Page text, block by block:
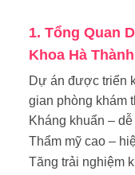
1. Tổng Quan
Khoa Hà
Dự án được triển
gian phòng khám
Kháng khuẩn –
Thẩm mỹ cao –
Tăng trải nghiệm